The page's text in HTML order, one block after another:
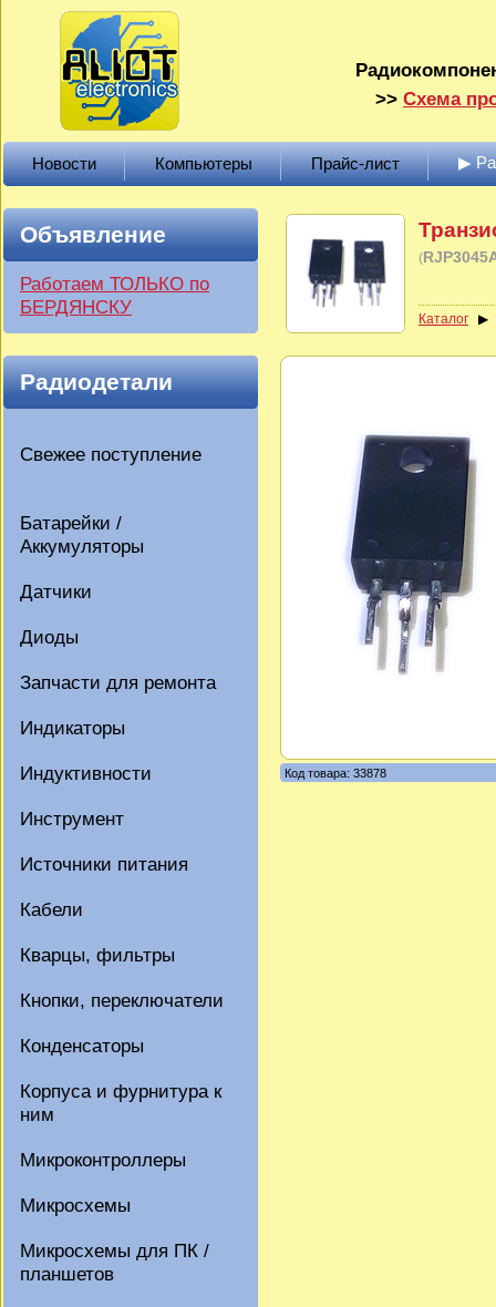
>> Схема
Новости Компьютеры Прайс-лист ▶
Объявление
Работаем ТОЛЬКО по
БЕРДЯНСКУ
Радиодетали
Свежее поступление
Батарейки /
Аккумуляторы
Датчики
Диоды
Запчасти для ремонта
Индикаторы
Индуктивности
Инструмент
Источники питания
Кабели
Кварцы, фильтры
Кнопки, переключатели
Конденсаторы
Корпуса и фурнитура к
ним
Микроконтроллеры
Микросхемы
Микросхемы для ПК /
планшетов
(
Каталог
Код товара: 33878